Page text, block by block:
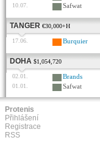
10.07. Safwat
TANGER €30,000+H
17.06. Burquier
DOHA $1,054,720
02.01. Brands
01.01. Safwat
Protenis
Přihlášení
Registrace
RSS